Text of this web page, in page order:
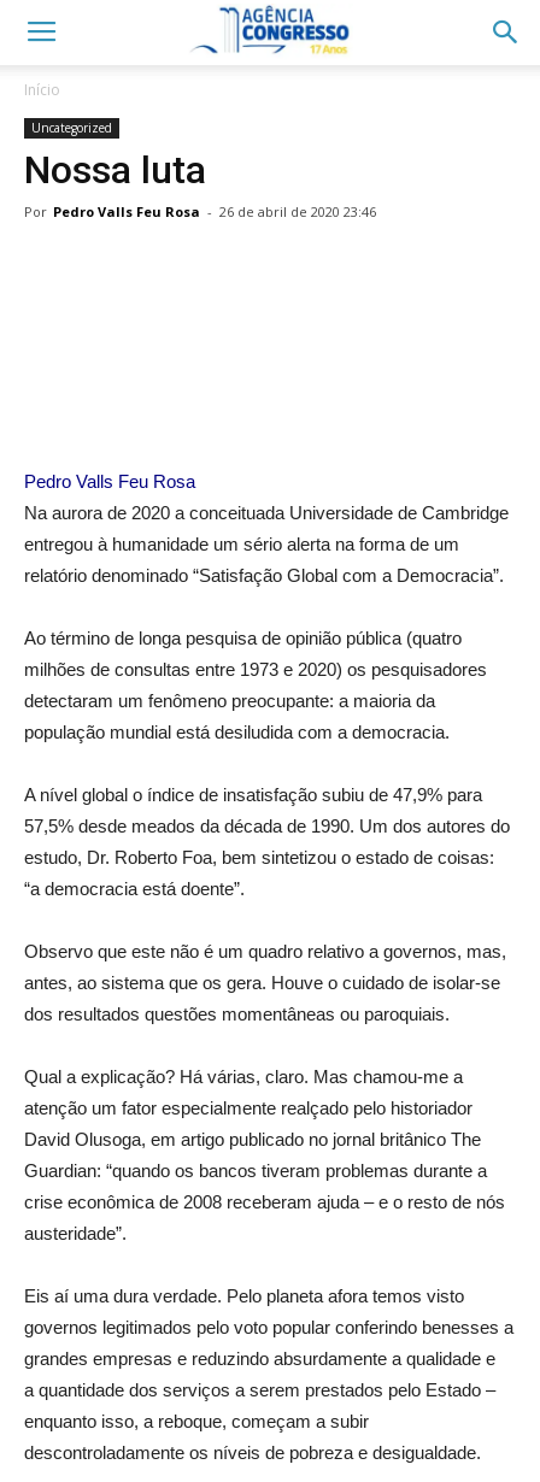
Início
Uncategorized
Nossa luta
Por Pedro Valls Feu Rosa - 26 de abril de 2020 23:46
Pedro Valls Feu Rosa
Na aurora de 2020 a conceituada Universidade de Cambridge
entregou à humanidade um sério alerta na forma de um
relatório denominado “Satisfação Global com a Democracia”.
Ao término de longa pesquisa de opinião pública (quatro
milhões de consultas entre 1973 e 2020) os pesquisadores
detectaram um fenômeno preocupante: a maioria da
população mundial está desiludida com a democracia.
A nível global o índice de insatisfação subiu de 47,9% para
57,5% desde meados da década de 1990. Um dos autores do
estudo, Dr. Roberto Foa, bem sintetizou o estado de coisas:
“a democracia está doente”.
Observo que este não é um quadro relativo a governos, mas,
antes, ao sistema que os gera. Houve o cuidado de isolar-se
dos resultados questões momentâneas ou paroquiais.
Qual a explicação? Há várias, claro. Mas chamou-me a
atenção um fator especialmente realçado pelo historiador
David Olusoga, em artigo publicado no jornal britânico The
Guardian: “quando os bancos tiveram problemas durante a
crise econômica de 2008 receberam ajuda – e o resto de nós
austeridade”.
Eis aí uma dura verdade. Pelo planeta afora temos visto
governos legitimados pelo voto popular conferindo benesses a
grandes empresas e reduzindo absurdamente a qualidade e
a quantidade dos serviços a serem prestados pelo Estado –
enquanto isso, a reboque, começam a subir
descontroladamente os níveis de pobreza e desigualdade.